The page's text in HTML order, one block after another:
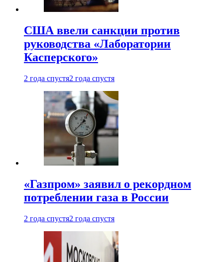
США ввели санкции против
руководства «Лаборатории
Касперского»
2 года спустя2 года спустя
«Газпром» заявил о рекордном
потреблении газа в России
2 года спустя2 года спустя